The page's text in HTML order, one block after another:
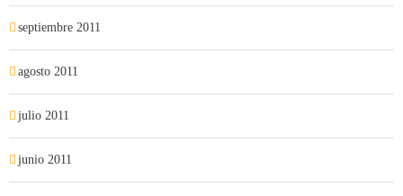
septiembre 2011
agosto 2011
julio 2011
junio 2011